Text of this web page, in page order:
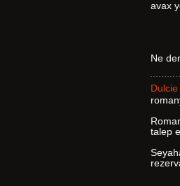
avax
Ne
Dulcie
talep